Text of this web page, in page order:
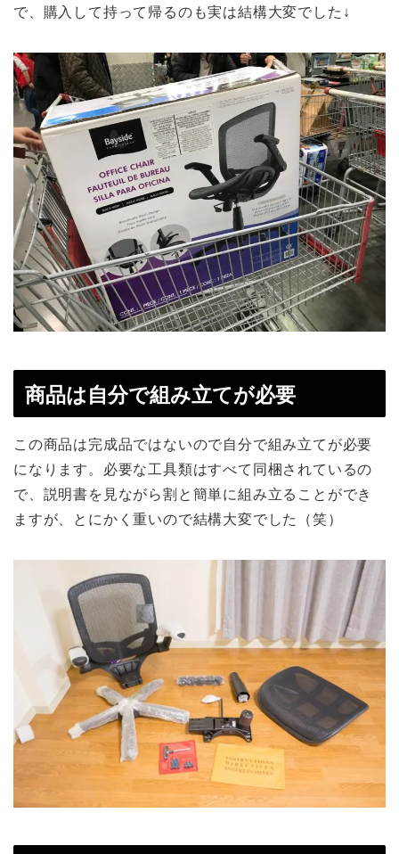
で、購入して持って帰るのも実は結構大変でした↓
商品は自分で組み立てが必要
この商品は完成品ではないので自分で組み立てが必要
になります。必要な工具類はすべて同梱されているの
で、説明書を見ながら割と簡単に組み立ることができ
ますが、とにかく重いので結構大変でした（笑）